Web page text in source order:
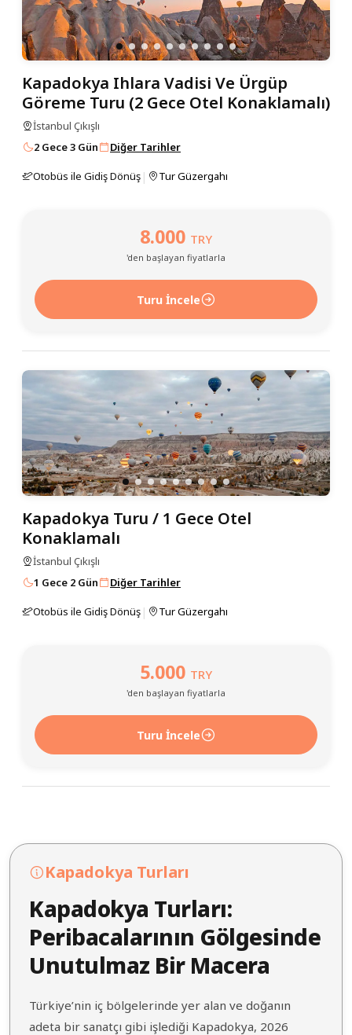
Kapadokya Ihlara Vadisi Ve Ürgüp
Göreme Turu (2 Gece Otel Konaklamalı)
İstanbul Çıkışlı
2 Gece 3 Gün
Diğer Tarihler
Otobüs ile Gidiş Dönüş | Tur Güzergahı
8.000 TRY
'den başlayan fiyatlarla
Turu İncele
Kapadokya Turu / 1 Gece Otel
Konaklamalı
İstanbul Çıkışlı
1 Gece 2 Gün
Diğer Tarihler
Otobüs ile Gidiş Dönüş | Tur Güzergahı
5.000 TRY
'den başlayan fiyatlarla
Turu İncele
Kapadokya Turları
Kapadokya Turları:
Peribacalarının Gölgesinde
Unutulmaz Bir Macera
Türkiye’nin iç bölgelerinde yer alan ve doğanın
adeta bir sanatçı gibi işlediği Kapadokya, 2026